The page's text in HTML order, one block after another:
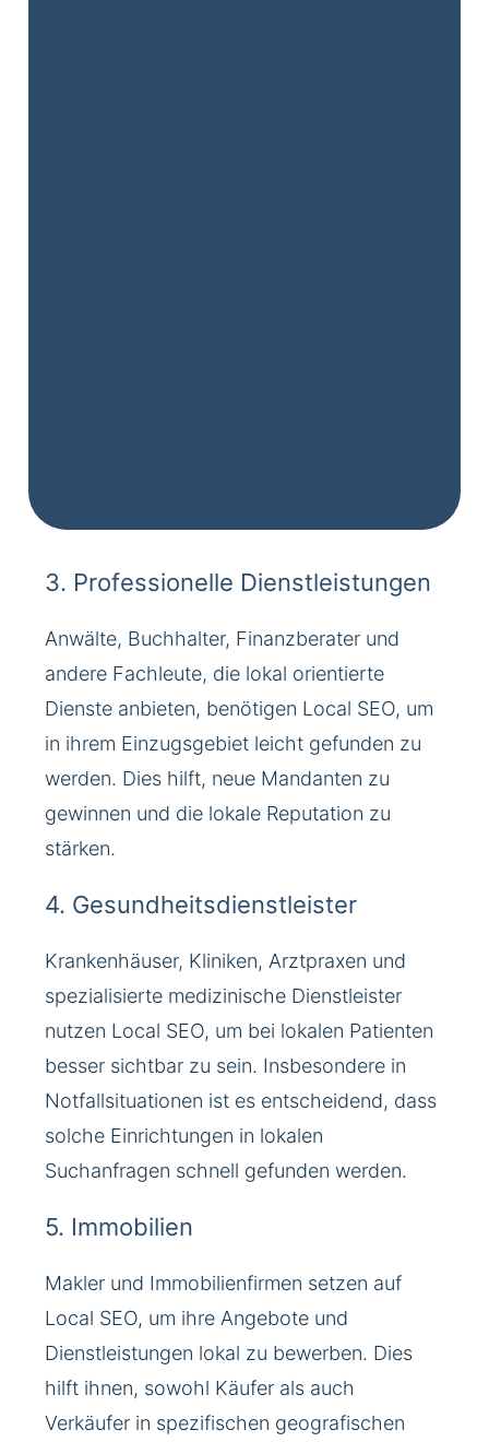
3. Professionelle Dienstleistungen
Anwälte, Buchhalter, Finanzberater und
andere Fachleute, die lokal orientierte
Dienste anbieten, benötigen Local SEO, um
in ihrem Einzugsgebiet leicht gefunden zu
werden. Dies hilft, neue Mandanten zu
gewinnen und die lokale Reputation zu
stärken.
4. Gesundheitsdienstleister
Krankenhäuser, Kliniken, Arztpraxen und
spezialisierte medizinische Dienstleister
nutzen Local SEO, um bei lokalen Patienten
besser sichtbar zu sein. Insbesondere in
Notfallsituationen ist es entscheidend, dass
solche Einrichtungen in lokalen
Suchanfragen schnell gefunden werden.
5. Immobilien
Makler und Immobilienfirmen setzen auf
Local SEO, um ihre Angebote und
Dienstleistungen lokal zu bewerben. Dies
hilft ihnen, sowohl Käufer als auch
Verkäufer in spezifischen geografischen